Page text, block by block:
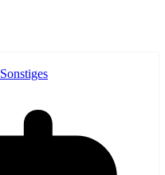
Sonstiges